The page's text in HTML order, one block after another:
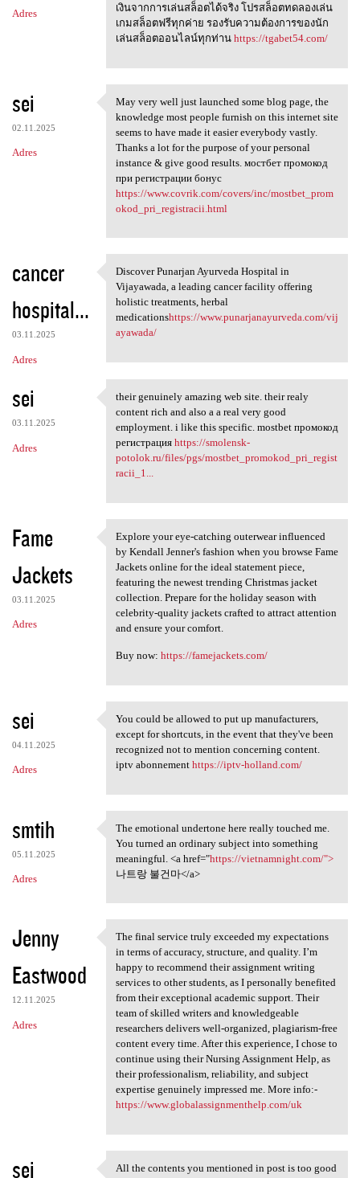
Adres
เงินจากการเล่นสล็อตได้จริง โปรสล็อตทดลองเล่น
เกมสล็อตฟรีทุกค่าย รองรับความต้องการของนัก
เล่นสล็อตออนไลน์ทุกท่าน https://tgabet54.com/
sei
02.11.2025
Adres
May very well just launched
May very well just launched some blog page, the
knowledge most people furnish on this internet site
seems to have made it easier everybody vastly.
Thanks a lot for the purpose of your personal
instance & give good results. мостбет промокод
при регистрации бонус
https://www.covrik.com/covers/inc/mostbet_prom
okod_pri_registracii.html
cancer
hospital...
03.11.2025
Adres
Discover Punarjan Ayurveda
Discover Punarjan Ayurveda Hospital in
Vijayawada, a leading cancer facility offering
holistic treatments, herbal
medicationshttps://www.punarjanayurveda.com/vij
ayawada/
sei
03.11.2025
Adres
their genuinely amazing web
their genuinely amazing web site. their realy
content rich and also a a real very good
employment. i like this specific. mostbet промокод
регистрация https://smolensk-
potolok.ru/files/pgs/mostbet_promokod_pri_regist
racii_1...
Fame
Jackets
03.11.2025
Adres
Explore your eye-catching
Explore your eye-catching outerwear influenced
by Kendall Jenner's fashion when you browse Fame
Jackets online for the ideal statement piece,
featuring the newest trending Christmas jacket
collection. Prepare for the holiday season with
celebrity-quality jackets crafted to attract attention
and ensure your comfort.
Buy now: https://famejackets.com/
sei
04.11.2025
Adres
You could be allowed to put
You could be allowed to put up manufacturers,
except for shortcuts, in the event that they've been
recognized not to mention concerning content.
iptv abonnement https://iptv-holland.com/
smtih
05.11.2025
Adres
The emotional undertone here
The emotional undertone here really touched me.
You turned an ordinary subject into something
meaningful. <a href="https://vietnamnight.com/">
나트랑 불건마</a>
Jenny
Eastwood
12.11.2025
Adres
The final service truly
The final service truly exceeded my expectations
in terms of accuracy, structure, and quality. I’m
happy to recommend their assignment writing
services to other students, as I personally benefited
from their exceptional academic support. Their
team of skilled writers and knowledgeable
researchers delivers well-organized, plagiarism-free
content every time. After this experience, I chose to
continue using their Nursing Assignment Help, as
their professionalism, reliability, and subject
expertise genuinely impressed me. More info:-
https://www.globalassignmenthelp.com/uk
sei
All the contents you mentioned in post is too good